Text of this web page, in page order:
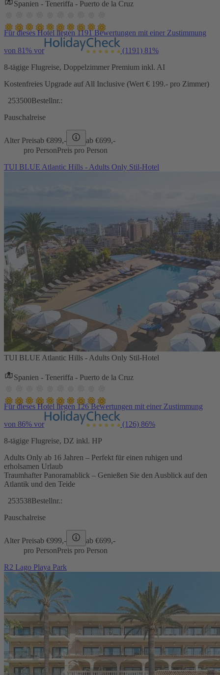
Spanien - Teneriffa - Puerto de la Cruz
Für dieses Hotel liegen 1191 Bewertungen mit einer Zustimmung
von 81% vor (1191) 81%
8-tägige Flugreise, Doppelzimmer Premium inkl. AI
Kostenfreies Upgrade auf All Inclusive (Wert € 199.- pro Zimmer)
253500Bestellnr.:
Pauschalreise
Alter Preisab €899,- ab €699,-
pro PersonPreis pro Person
TUI BLUE Atlantic Hills - Adults Only Stil-Hotel
TUI BLUE Atlantic Hills - Adults Only Stil-Hotel
Spanien - Teneriffa - Puerto de la Cruz
Für dieses Hotel liegen 126 Bewertungen mit einer Zustimmung
von 86% vor (126) 86%
8-tägige Flugreise, DZ inkl. HP
Adults Only ab 16 Jahren – Perfekt für einen ruhigen und
erholsamen Urlaub
Traumhafter Panoramablick – Genießen Sie den Ausblick auf den
Atlantik und den Teide
253538Bestellnr.:
Pauschalreise
Alter Preisab €999,- ab €699,-
pro PersonPreis pro Person
R2 Lago Playa Park